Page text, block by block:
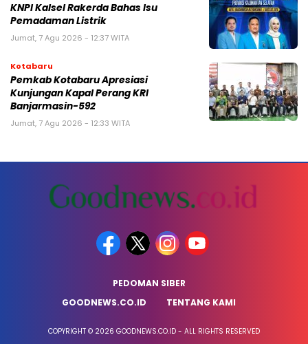
KNPI Kalsel Rakerda Bahas Isu
Pemadaman Listrik
Jumat, 7 Agu 2026 - 12:37 WITA
Kotabaru
Pemkab Kotabaru Apresiasi
Kunjungan Kapal Perang KRI
Banjarmasin-592
Jumat, 7 Agu 2026 - 12:33 WITA
PEDOMAN SIBER
GOODNEWS.CO.ID
TENTANG KAMI
COPYRIGHT © 2026 GOODNEWS.CO.ID - ALL RIGHTS RESERVED